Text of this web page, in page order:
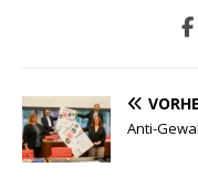
Anti-